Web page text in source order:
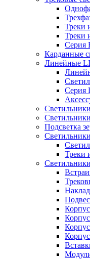
Треки
Треки
Серия
Карданные
Линейные
Серия
Подсветка
Треки